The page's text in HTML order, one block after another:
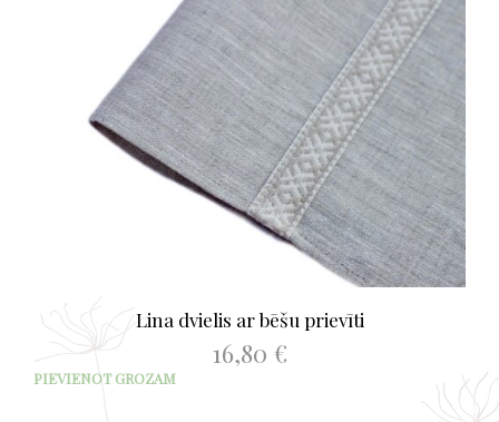
Lina dvielis ar bēšu prievīti
16,80 €
PIEVIENOT GROZAM